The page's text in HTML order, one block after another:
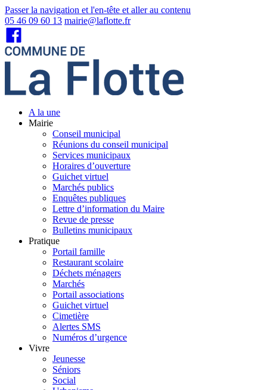
Passer la navigation et l'en-tête et aller au contenu
05 46 09 60 13 mairie@laflotte.fr
A la une
Mairie
Conseil municipal
Réunions du conseil municipal
Services municipaux
Horaires d’ouverture
Guichet virtuel
Marchés publics
Enquêtes publiques
Lettre d’information du Maire
Revue de presse
Bulletins municipaux
Pratique
Portail famille
Restaurant scolaire
Déchets ménagers
Marchés
Portail associations
Guichet virtuel
Cimetière
Alertes SMS
Numéros d’urgence
Vivre
Jeunesse
Séniors
Social